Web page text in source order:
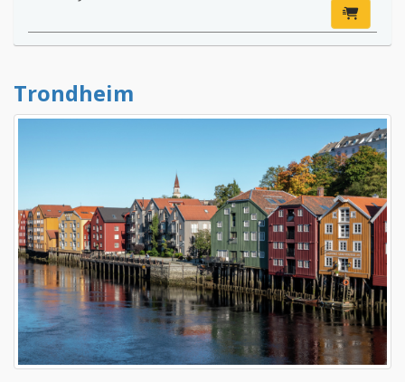
Trondheim